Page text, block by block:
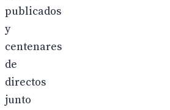
publicados
y
centenares
de
directos
junto